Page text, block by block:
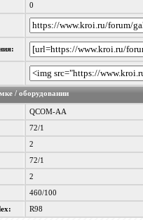
0
/ оборудовании
QCOM-AA
72/1
2
72/1
2
460/100
R98